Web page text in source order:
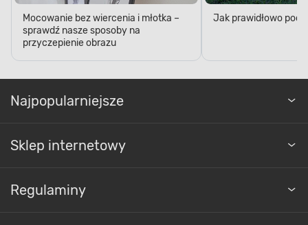
Mocowanie bez wiercenia i młotka –
sprawdź nasze sposoby na
przyczepienie obrazu
Jak prawidłowo
Najpopularniejsze
Sklep internetowy
Regulaminy